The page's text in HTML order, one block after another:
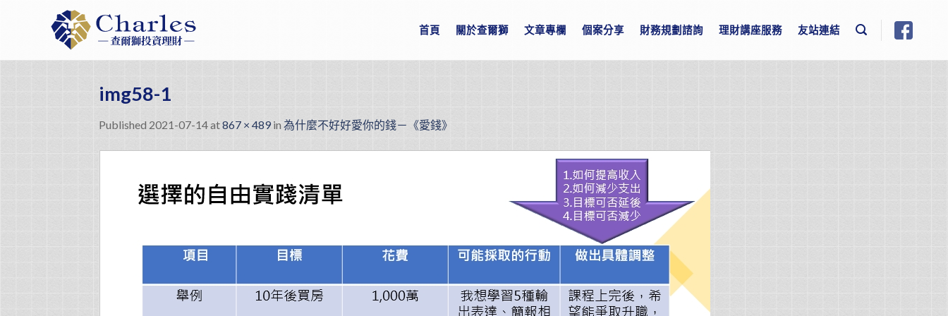
首頁 關於查爾獅 文章專欄 個案分享 財務規劃諮詢 理財講座服務 友站連結
img58-1
Published 2021-07-14at867 × 489 in為什麼不好好愛你的錢－《愛錢》